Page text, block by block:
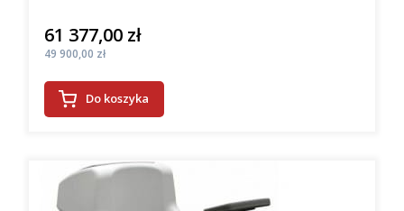
Cena
61 377,00 zł
Cena
49 900,00 zł
Do koszyka